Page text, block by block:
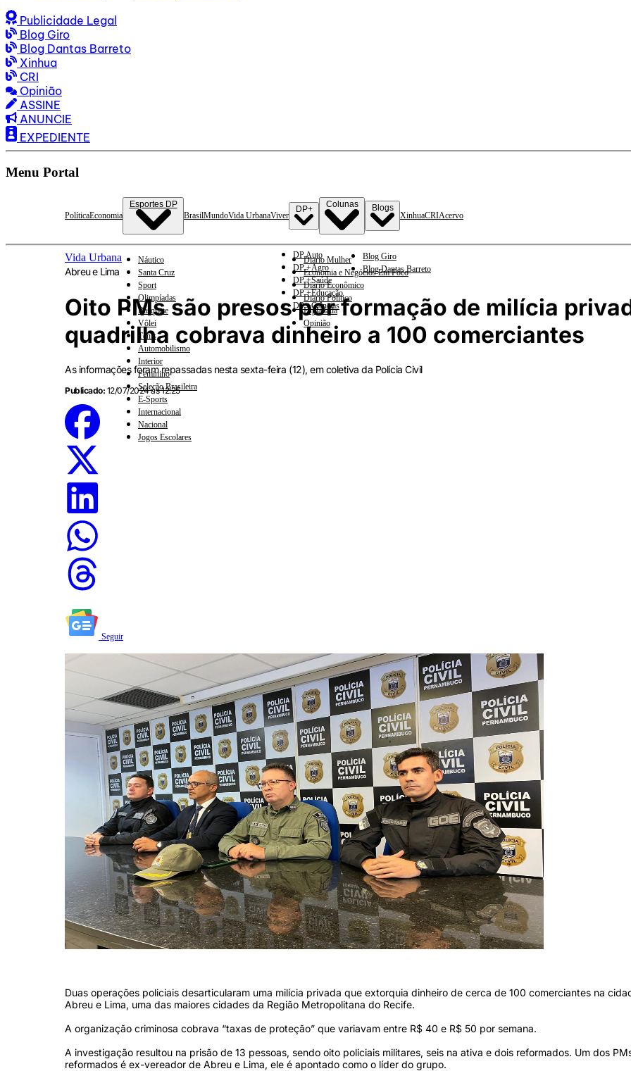
Publicidade Legal
Blog Giro
Blog Dantas Barreto
Xinhua
CRI
Opinião
ASSINE
ANUNCIE
EXPEDIENTE
Menu Portal
PolíticaEconomia
Esportes DP
Náutico
Santa Cruz
Sport
Olimpíadas
Basquete
Vôlei
Tênis
Automobilismo
Interior
Feminino
Seleção Brasileira
E-Sports
Internacional
Nacional
Jogos Escolares
BrasilMundoVida UrbanaViver
DP+
DP Auto
DP +Agro
DP +Saúde
DP +Educação
DP +Ciências
Colunas
Diario Mulher
Economia e Negócios Em Foco
Diario Econômico
Diario Político
Esplanada
Opinião
Blogs
Blog Giro
Blog Dantas Barreto
XinhuaCRIAcervo
Vida Urbana
Abreu e Lima
Oito PMs são presos por formação de milícia
quadrilha cobrava dinheiro a 100 comerciantes
As informações foram repassadas nesta sexta-feira (12), em coletiva da Polícia Civil
Publicado: 12/07/2024 às 12:25
Seguir
Duas operações policiais desarticularam uma milícia privada que extorquia dinheiro de cerca de 100 comerciantes na
Abreu e Lima, uma das maiores cidades da Região Metropolitana do Recife.
A organização criminosa cobrava “taxas de proteção” que variavam entre R$ 40 e R$ 50 por semana.
A investigação resultou na prisão de 13 pessoas, sendo oito policiais militares, seis na ativa e dois reformados. Um dos
reformados é ex-vereador de Abreu e Lima, ele é apontado como o líder do grupo.